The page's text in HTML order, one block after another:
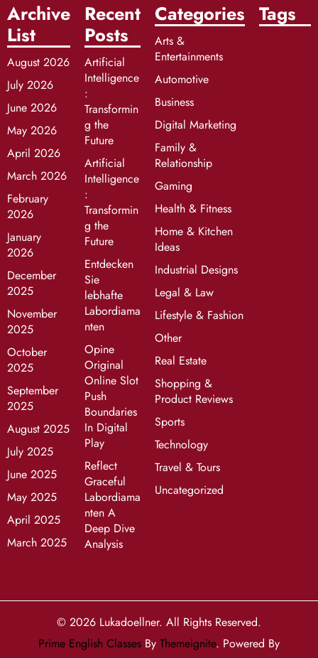
Archive
List
August 2026
July 2026
June 2026
May 2026
April 2026
March 2026
February
2026
January
2026
December
2025
November
2025
October
2025
September
2025
August 2025
July 2025
June 2025
May 2025
April 2025
March 2025
Recent
Posts
Artificial
Intelligence
:
Transformin
g the
Future
Artificial
Intelligence
:
Transformin
g the
Future
Entdecken
Sie
lebhafte
Labordiama
nten
Opine
Original
Online Slot
Push
Boundaries
In Digital
Play
Reflect
Graceful
Labordiama
nten A
Deep Dive
Analysis
Categories
Arts &
Entertainments
Automotive
Business
Digital Marketing
Family &
Relationship
Gaming
Health & Fitness
Home & Kitchen
Ideas
Industrial Designs
Legal & Law
Lifestyle & Fashion
Other
Real Estate
Shopping &
Product Reviews
Sports
Technology
Travel & Tours
Uncategorized
Tags
© 2026 Lukadoellner. All Rights Reserved.
Prime English Classes By Themeignite. Powered By